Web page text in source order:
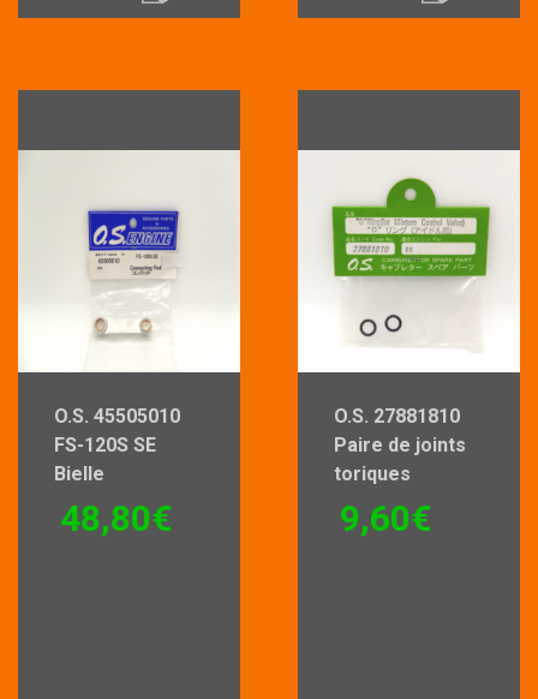
O.S. 45505010
FS-120S SE
Bielle
48,80€
O.S. 27881810
Paire de joints
toriques
9,60€